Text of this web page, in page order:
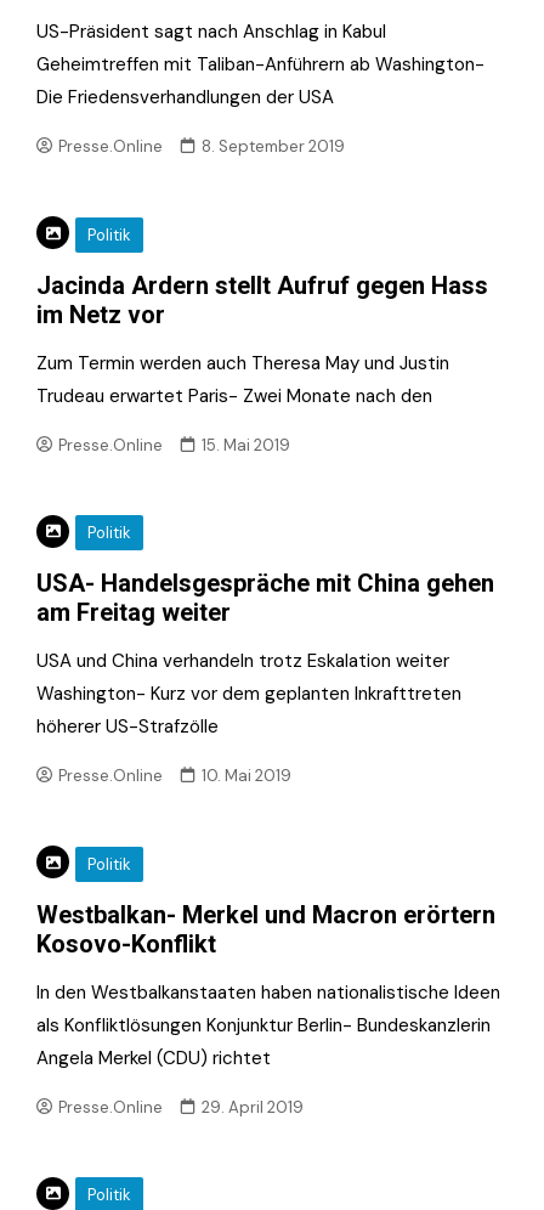
US-Präsident sagt nach Anschlag in Kabul
Geheimtreffen mit Taliban-Anführern ab Washington-
Die Friedensverhandlungen der USA
Presse.Online 8. September 2019
Politik
Jacinda Ardern stellt Aufruf gegen Hass
im Netz vor
Zum Termin werden auch Theresa May und Justin
Trudeau erwartet Paris- Zwei Monate nach den
Presse.Online 15. Mai 2019
Politik
USA- Handelsgespräche mit China gehen
am Freitag weiter
USA und China verhandeln trotz Eskalation weiter
Washington- Kurz vor dem geplanten Inkrafttreten
höherer US-Strafzölle
Presse.Online 10. Mai 2019
Politik
Westbalkan- Merkel und Macron erörtern
Kosovo-Konflikt
In den Westbalkanstaaten haben nationalistische Ideen
als Konfliktlösungen Konjunktur Berlin- Bundeskanzlerin
Angela Merkel (CDU) richtet
Presse.Online 29. April 2019
Politik